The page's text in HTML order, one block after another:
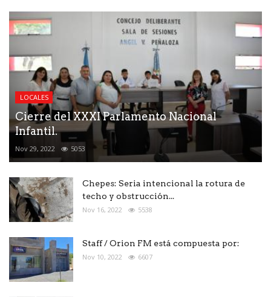
LOCALES
Cierre del XXXI Parlamento Nacional
Infantil.
Nov 29, 2022 5053
Chepes: Seria intencional la rotura de
techo y obstrucción...
Nov 16, 2022 5538
Staff / Orion FM está compuesta por:
Nov 10, 2022 6607